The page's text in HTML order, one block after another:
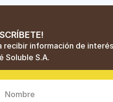
recibir información de
Soluble S.A.